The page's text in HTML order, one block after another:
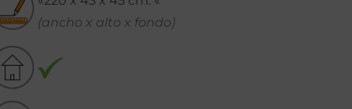
(ancho x alto x fondo)